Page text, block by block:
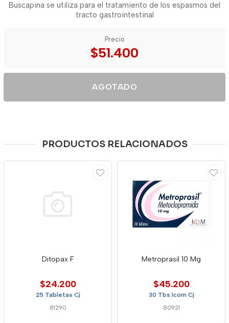
Buscapina se utiliza para el tratamiento de los espasmos del
tracto gastrointestinal
Precio
$51.400
AGOTADO
PRODUCTOS RELACIONADOS
Ditopax F
$24.200
25 Tabletas Cj
81290
Metroprasil 10 Mg
$45.200
30 Tbs Icom Cj
80921